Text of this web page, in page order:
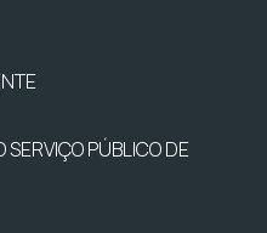
PÚBLICO DE